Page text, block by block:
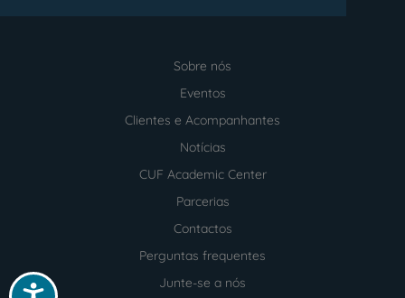
Acessibilidade
Sobre nós
Eventos
Clientes e Acompanhantes
Notícias
CUF Academic Center
Parcerias
Contactos
Perguntas frequentes
Junte-se a nós